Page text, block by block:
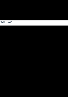
3
EPA） · 葵花
注心血管健康人